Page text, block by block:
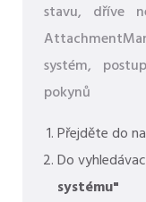
stavu, dříve
systém,
pokynů
Přejděte do
Do
systému"